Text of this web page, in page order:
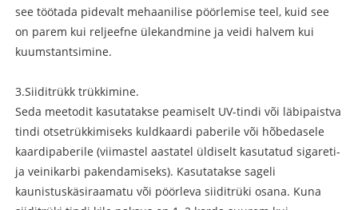
see töötada pidevalt mehaanilise pöörlemise teel, kuid see
on parem kui reljeefne ülekandmine ja veidi halvem kui
kuumstantsimine.
3.Siiditrükk trükkimine.
Seda meetodit kasutatakse peamiselt UV-tindi või läbipaistva
tindi otsetrükkimiseks kuldkaardi paberile või hõbedasele
kaardipaberile (viimastel aastatel üldiselt kasutatud sigareti-
ja veinikarbi pakendamiseks). Kasutatakse sageli
kaunistuskäsiraamatu või pöörleva siiditrüki osana. Kuna